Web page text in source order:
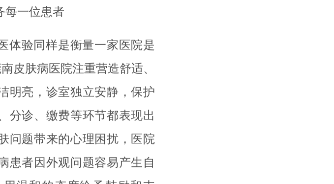
每一位患者
体验同样是衡量一家医院是
皮肤病医院注重营造舒适、
明亮，诊室独立安静，保护
分诊、缴费等环节都表现出
问题带来的心理困扰，医院
患者因外观问题容易产生自